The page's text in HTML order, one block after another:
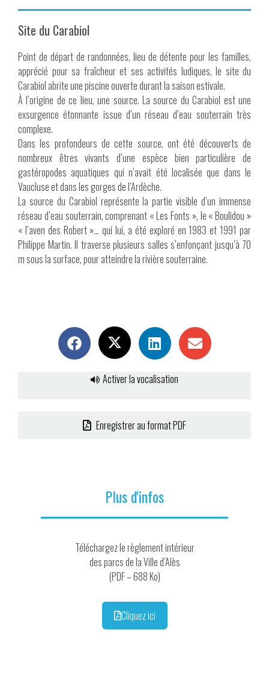
Site du Carabiol
Point de départ de randonnées, lieu de détente pour les familles,
apprécié pour sa fraîcheur et ses activités ludiques, le site du
Carabiol abrite une piscine ouverte durant la saison estivale.
À l’origine de ce lieu, une source. La source du Carabiol est une
exsurgence étonnante issue d’un réseau d’eau souterrain très
complexe.
Dans les profondeurs de cette source, ont été découverts de
nombreux êtres vivants d’une espèce bien particulière de
gastéropodes aquatiques qui n’avait été localisée que dans le
Vaucluse et dans les gorges de l’Ardèche.
La source du Carabiol représente la partie visible d’un immense
réseau d’eau souterrain, comprenant « Les Fonts », le « Boulidou »
« l’aven des Robert »… qui lui, a été exploré en 1983 et 1991 par
Philippe Martin. Il traverse plusieurs salles s’enfonçant jusqu’à 70
m sous la surface, pour atteindre la rivière souterraine.
Activer la vocalisation
Enregistrer au format PDF
Plus d'infos
Téléchargez le règlement intérieur
des parcs de la Ville d’Alès
(PDF – 688 Ko)
Cliquez ici